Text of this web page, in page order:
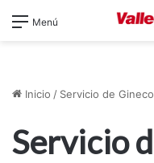
Menú
Inicio / Servicio de
Servicio